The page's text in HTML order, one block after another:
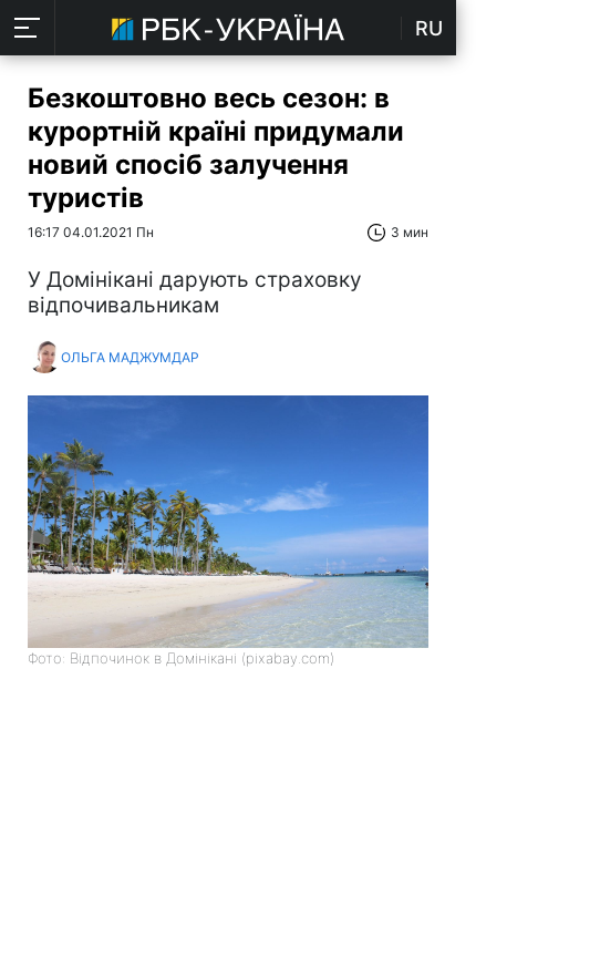
RU
Безкоштовно весь сезон: в
курортній країні придумали
новий спосіб залучення
туристів
16:17 04.01.2021 Пн 3 мин
У Домінікані дарують страховку
відпочивальникам
ОЛЬГА МАДЖУМДАР
Фото: Відпочинок в Домінікані (pixabay.com)